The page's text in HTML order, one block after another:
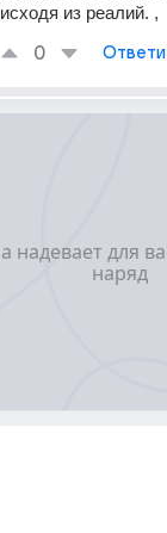
исходя из реалий. ,
0